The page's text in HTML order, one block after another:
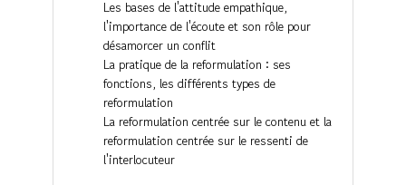
Les bases de l'attitude empathique,
l'importance de l'écoute et son rôle pour
désamorcer un conflit
La pratique de la reformulation : ses
fonctions, les différents types de
reformulation
La reformulation centrée sur le contenu et la
reformulation centrée sur le ressenti de
l'interlocuteur